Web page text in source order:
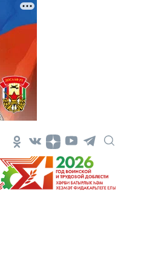
Новости Госавтоинспекции